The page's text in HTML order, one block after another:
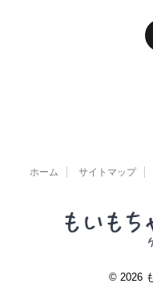
ホーム サイトマップ
© 2026